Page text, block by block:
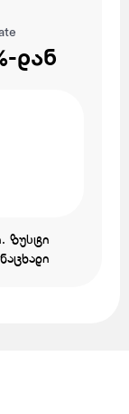
დან
ზუსტი